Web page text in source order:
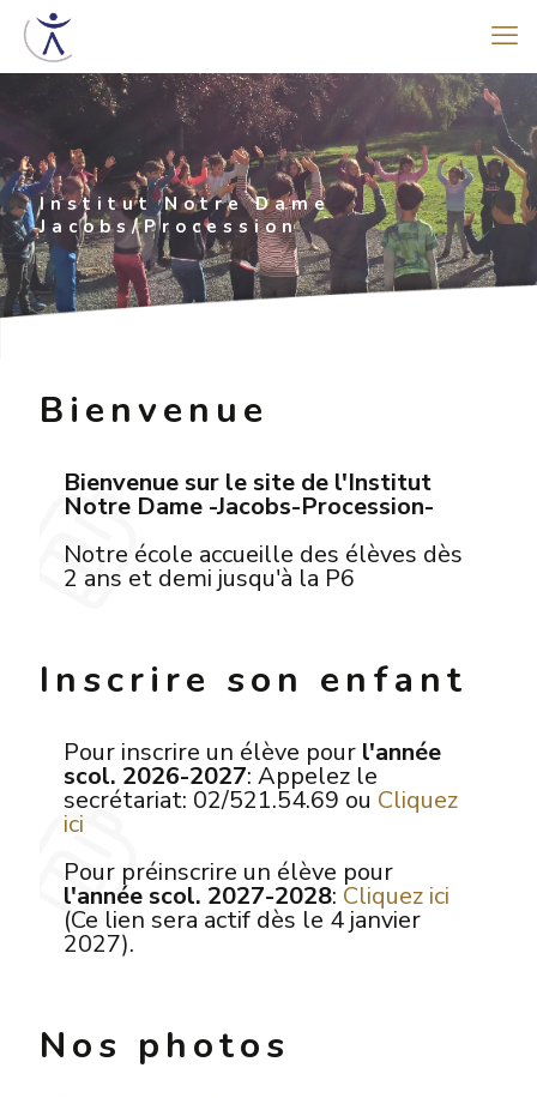
Institut Notre Dame
Jacobs/Procession
Bienvenue
Bienvenue sur le site de l'Institut
Notre Dame -Jacobs-Procession-
Notre école accueille des élèves dès
2 ans et demi jusqu'à la P6
Inscrire son enfant
Pour inscrire un élève pour l'année
scol. 2026-2027: Appelez le
secrétariat: 02/521.54.69 ou Cliquez
ici
Pour préinscrire un élève pour
l'année scol. 2027-2028: Cliquez ici
(Ce lien sera actif dès le 4 janvier
2027).
Nos photos